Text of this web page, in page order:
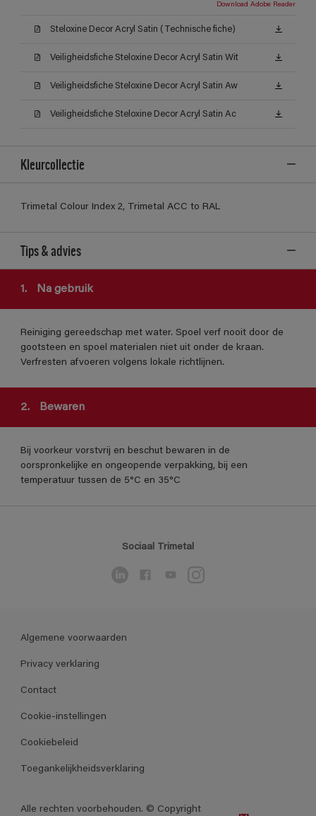
Download Adobe Reader
Steloxine Decor Acryl Satin (Technische fiche)
Veiligheidsfiche Steloxine Decor Acryl Satin Wit
Veiligheidsfiche Steloxine Decor Acryl Satin Aw
Veiligheidsfiche Steloxine Decor Acryl Satin Ac
Kleurcollectie
Trimetal Colour Index 2, Trimetal ACC to RAL
Tips & advies
1. Na gebruik
Reiniging gereedschap met water. Spoel verf nooit door de
gootsteen en spoel materialen niet uit onder de kraan.
Verfresten afvoeren volgens lokale richtlijnen.
2. Bewaren
Bij voorkeur vorstvrij en beschut bewaren in de
oorspronkelijke en ongeopende verpakking, bij een
temperatuur tussen de 5°C en 35°C
Sociaal Trimetal
Algemene voorwaarden
Privacy verklaring
Contact
Cookie-instellingen
Cookiebeleid
Toegankelijkheidsverklaring
Alle rechten voorbehouden. © Copyright